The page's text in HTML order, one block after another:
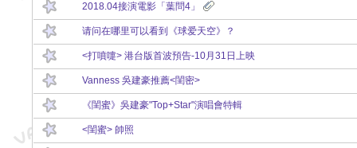
2018.04接演電影「葉問4」
请问在哪里可以看到《球爱天空》？
<打噴嚏> 港台版首波預告-10月31日上映
Vanness 吳建豪推薦<閨密>
《閨蜜》吳建豪"Top+Star"演唱會特輯
<閨蜜> 帥照